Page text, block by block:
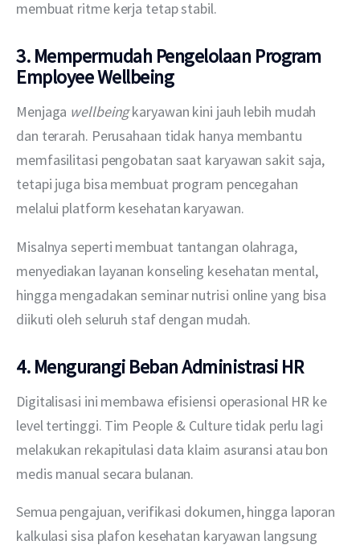
membuat ritme kerja tetap stabil.
3. Mempermudah Pengelolaan Program
Employee Wellbeing
Menjaga wellbeing karyawan kini jauh lebih mudah
dan terarah. Perusahaan tidak hanya membantu
memfasilitasi pengobatan saat karyawan sakit saja,
tetapi juga bisa membuat program pencegahan
melalui platform kesehatan karyawan.
Misalnya seperti membuat tantangan olahraga,
menyediakan layanan konseling kesehatan mental,
hingga mengadakan seminar nutrisi online yang bisa
diikuti oleh seluruh staf dengan mudah.
4. Mengurangi Beban Administrasi HR
Digitalisasi ini membawa efisiensi operasional HR ke
level tertinggi. Tim People & Culture tidak perlu lagi
melakukan rekapitulasi data klaim asuransi atau bon
medis manual secara bulanan.
Semua pengajuan, verifikasi dokumen, hingga laporan
kalkulasi sisa plafon kesehatan karyawan langsung